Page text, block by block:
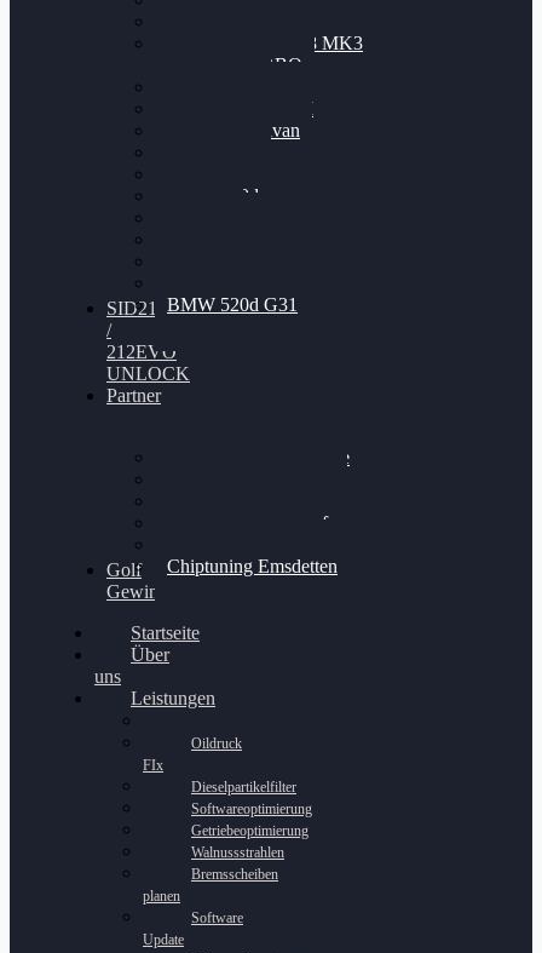
Nissan GT-R35 3.8 MK3
V6 TWINTURBO
VW Passat 2.0TDI
VW T6 Multivan
BMW 120d
BMW 520d G31
SID212
/
212EVO
UNLOCK
Partner
Bilgenroth Performance
Chiptuning Schüttorf
Chiptuning Emsdetten
Golf
Gewinnspiel
Startseite
Über
uns
Leistungen
Oildruck
FIx
Dieselpartikelfilter
Softwareoptimierung
Getriebeoptimierung
Walnussstrahlen
Bremsscheiben
planen
Software
Update